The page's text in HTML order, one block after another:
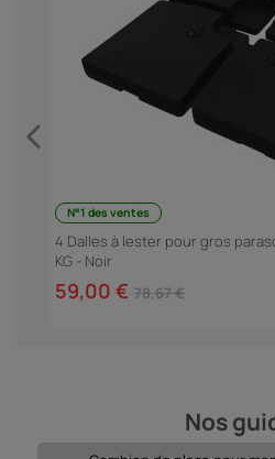
N°1 des ventes
4 Dalles à lester pour gros
KG - Noir
59,00 € 78,67 €
Nos